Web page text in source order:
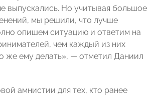
выпускались. Но учитывая большое
мы решили, что лучше
опишем ситуацию и ответим на
чем каждый из них
же ему делать», — отметил Даниил
амнистии для тех, кто ранее